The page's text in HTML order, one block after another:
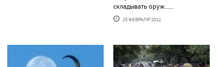
складывать оруж......
25 ФЕВРАЛЯ'2012